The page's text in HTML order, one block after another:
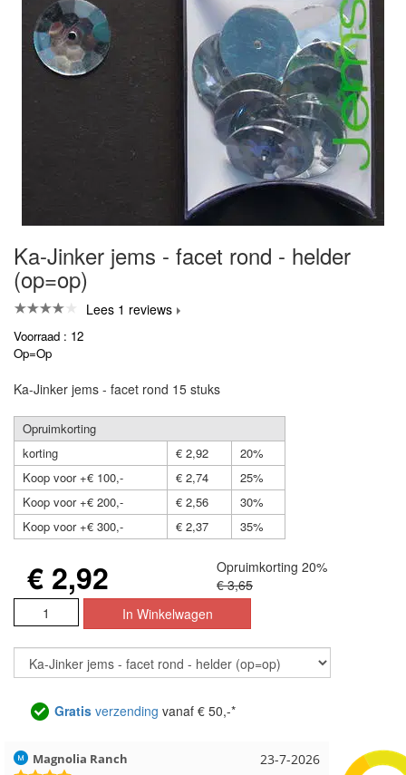
Ka-Jinker jems - facet rond - helder
(op=op)
Lees 1 reviews
Voorraad : 12
Op=Op
Ka-Jinker jems - facet rond 15 stuks
Opruimkorting
korting
€ 2,92
20%
Koop voor +€ 100,-
€ 2,74
25%
Koop voor +€ 200,-
€ 2,56
30%
Koop voor +€ 300,-
€ 2,37 35%
€ 2,92
Opruimkorting 20%
€ 3,65
Gratis verzending vanaf € 50,-*
23-7-2026
Magnolia Ranch Hilde uit